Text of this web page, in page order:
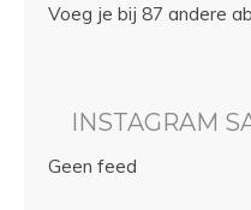
Voeg je bij 87 andere
INSTAGRAM
Geen feed